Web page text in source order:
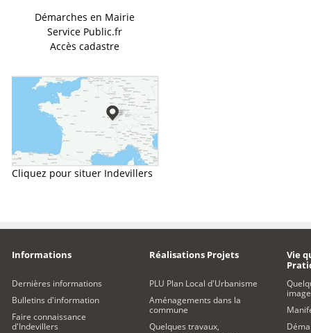
Démarches en Mairie
Service Public.fr
Accès cadastre
Cliquez pour situer Indevillers
Informations
Dernières informations
Bulletins d'information
Faire connaissance
d'Indevillers
Réalisations Projets
PLU Plan Local d'Urbanisme
Aménagements dans la
commune
Quelques travaux,
Vie